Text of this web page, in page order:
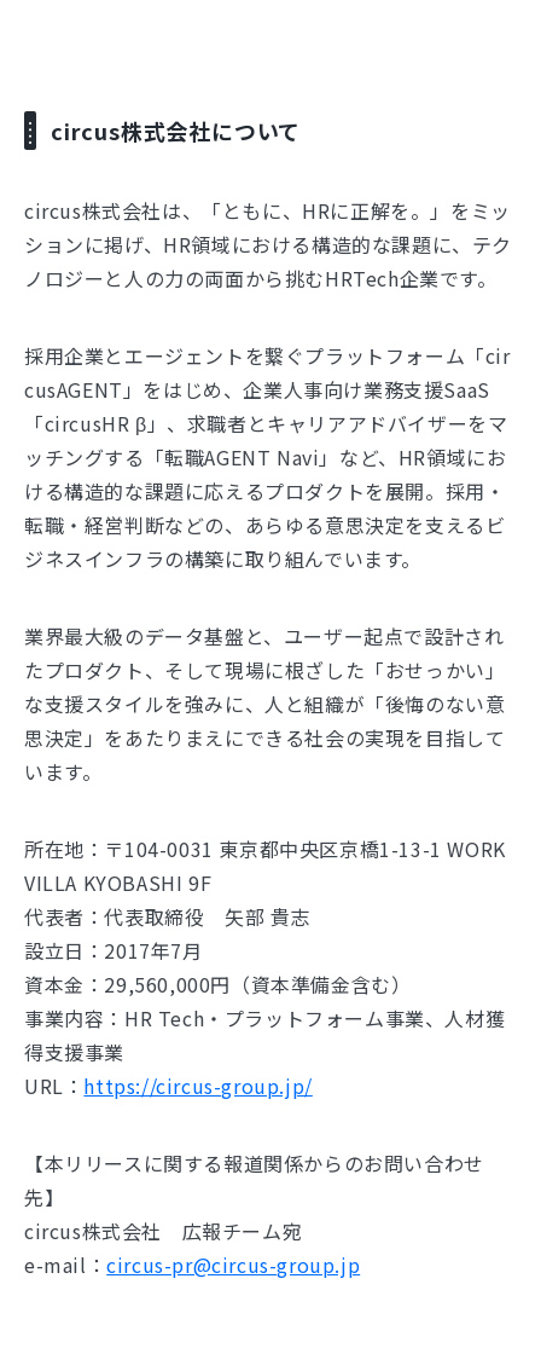
circus株式会社について
circus株式会社は、「ともに、HRに正解を。」をミッ
ションに掲げ、HR領域における構造的な課題に、テク
ノロジーと人の力の両面から挑むHRTech企業です。
採用企業とエージェントを繋ぐプラットフォーム「cir
cusAGENT」をはじめ、企業人事向け業務支援SaaS
「circusHR β」、求職者とキャリアアドバイザーをマ
ッチングする「転職AGENT Navi」など、HR領域にお
ける構造的な課題に応えるプロダクトを展開。採用・
転職・経営判断などの、あらゆる意思決定を支えるビ
ジネスインフラの構築に取り組んでいます。
業界最大級のデータ基盤と、ユーザー起点で設計され
たプロダクト、そして現場に根ざした「おせっかい」
な支援スタイルを強みに、人と組織が「後悔のない意
思決定」をあたりまえにできる社会の実現を目指して
います。
所在地：〒104-0031 東京都中央区京橋1-13-1 WORK
VILLA KYOBASHI 9F
代表者：代表取締役 矢部 貴志
設立日：2017年7月
資本金：29,560,000円（資本準備金含む）
事業内容：HR Tech・プラットフォーム事業、人材獲
得支援事業
URL： https://circus-group.jp/
【本リリースに関する報道関係からのお問い合わせ
先】
circus株式会社 広報チーム宛
e-mail：circus-pr@circus-group.jp